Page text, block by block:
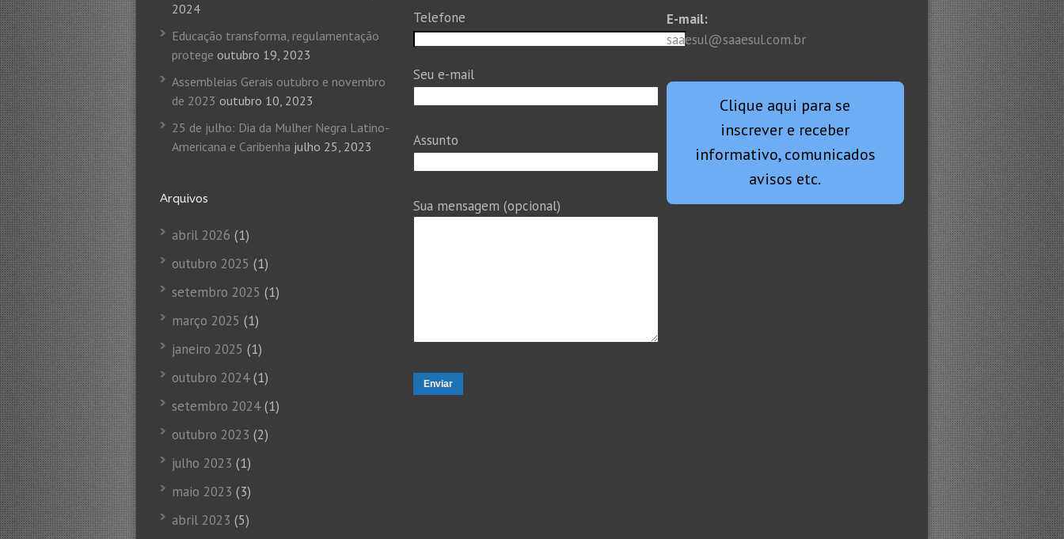
2024
Educação transforma, regulamentação
protege outubro 19, 2023
Assembleias Gerais outubro e novembro
de 2023 outubro 10, 2023
25 de julho: Dia da Mulher Negra Latino-
Americana e Caribenha julho 25, 2023
Arquivos
abril 2026 (1)
outubro 2025 (1)
setembro 2025 (1)
março 2025 (1)
janeiro 2025 (1)
outubro 2024(1)
setembro 2024(1)
outubro 2023 (2)
julho 2023 (1)
maio 2023 (3)
abril 2023 (5)
Telefone
Seu e-mail
Assunto
Sua mensagem (opcional)
E-mail:
saaesul@saaesul.com.br
Clique aqui para se
inscrever e receber
informativo, comunicados
avisos etc.